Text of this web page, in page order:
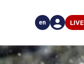
LIVE
en